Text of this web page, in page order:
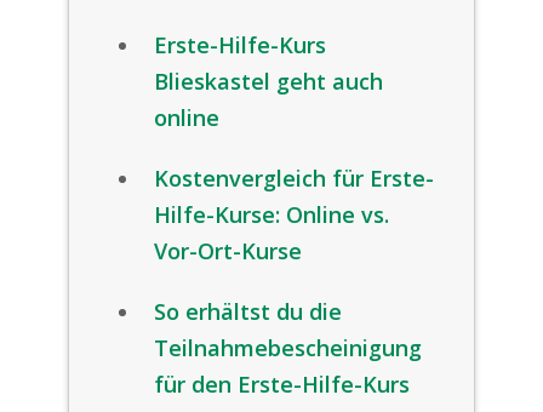
Erste-Hilfe-Kurs
Blieskastel geht auch
online
Kostenvergleich für Erste-
Hilfe-Kurse: Online vs.
Vor-Ort-Kurse
So erhältst du die
Teilnahmebescheinigung
für den Erste-Hilfe-Kurs